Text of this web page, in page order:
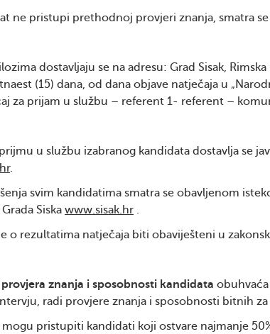
ne pristupi prethodnoj provjeri znanja, smatra
dostavljaju se na adresu: Grad Sisak,
(15) dana, od dana objave natječaja u
za prijam u službu – referent 1- referent –
u službu izabranog kandidata dostavlja se
.
svim kandidatima smatra se obavljenom
Siska www.sisak.hr .
o rezultatima natječaja biti obaviješteni u
znanja i sposobnosti kandidata
radi provjere znanja i sposobnosti bitnih
mogu pristupiti kandidati koji ostvare najmanje